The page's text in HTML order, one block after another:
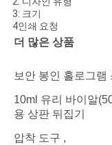
3: 크기
4인쇄 요청
더 많은 상품
보안 봉인 홀로그램
10ml 유리 바이알
용 상판 뒤집기
압착 도구 ,